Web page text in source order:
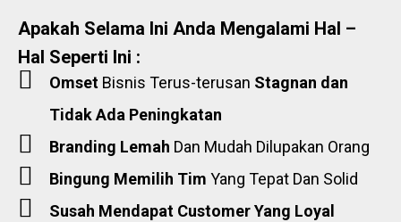
Apakah Selama Ini Anda Mengalami Hal –
Hal Seperti Ini :
Omset Bisnis Terus-terusan Stagnan dan
Tidak Ada Peningkatan
Branding Lemah Dan Mudah Dilupakan Orang
Bingung Memilih Tim Yang Tepat Dan Solid
Susah Mendapat Customer Yang Loyal